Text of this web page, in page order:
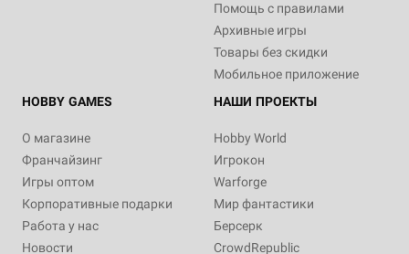
Помощь с правилами
Архивные игры
Товары без скидки
Мобильное приложение
HOBBY GAMES
О магазине
Франчайзинг
Игры оптом
Корпоративные подарки
Работа у нас
Новости
НАШИ ПРОЕКТЫ
Hobby World
Игрокон
Warforge
Мир фантастики
Берсерк
CrowdRepublic